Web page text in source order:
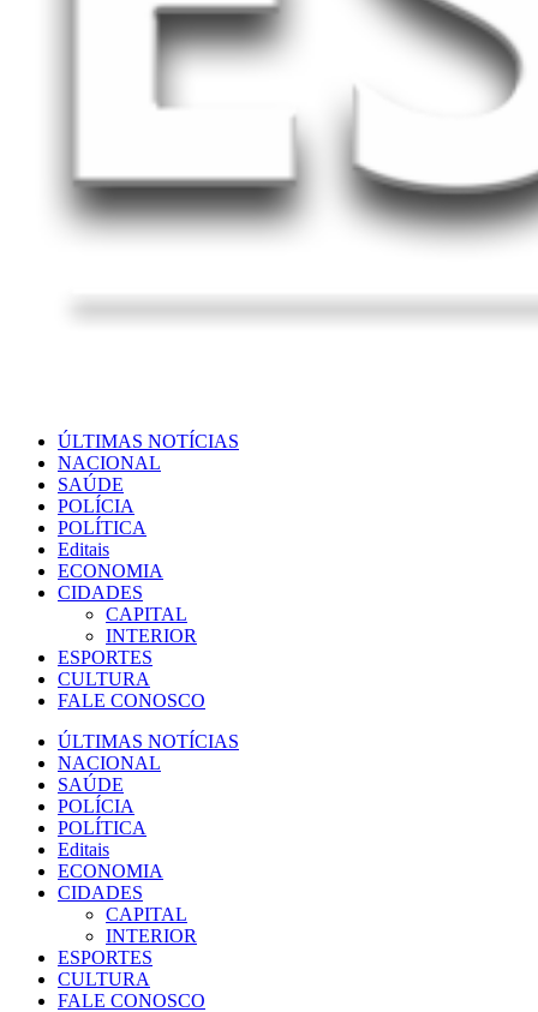
ÚLTIMAS NOTÍCIAS
NACIONAL
SAÚDE
POLÍCIA
POLÍTICA
Editais
ECONOMIA
CIDADES
CAPITAL
INTERIOR
ESPORTES
CULTURA
FALE CONOSCO
ÚLTIMAS NOTÍCIAS
NACIONAL
SAÚDE
POLÍCIA
POLÍTICA
Editais
ECONOMIA
CIDADES
CAPITAL
INTERIOR
ESPORTES
CULTURA
FALE CONOSCO